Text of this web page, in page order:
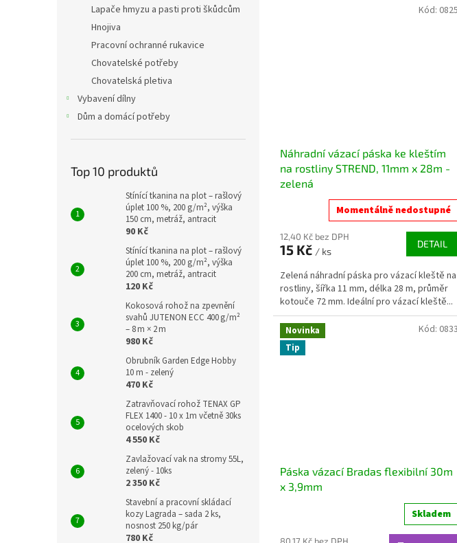
Lapače hmyzu a pasti proti škůdcům
Hnojiva
Pracovní ochranné rukavice
Chovatelské potřeby
Chovatelská pletiva
Vybavení dílny
Dům a domácí potřeby
Top 10 produktů
Stínící tkanina na plot – rašlový
úplet 100 %, 200 g/m², výška
150 cm, metráž, antracit
90 Kč
Stínící tkanina na plot – rašlový
úplet 100 %, 200 g/m², výška
200 cm, metráž, antracit
120 Kč
Kokosová rohož na zpevnění
svahů JUTENON ECC 400 g/m²
– 8 m × 2 m
980 Kč
Obrubník Garden Edge Hobby
10 m - zelený
470 Kč
Zatravňovací rohož TENAX GP
FLEX 1400 - 10 x 1m včetně 30ks
ocelových skob
4 550 Kč
Zavlažovací vak na stromy 55L,
zelený - 10ks
2 350 Kč
Stavební a pracovní skládací
kozy Lagrada – sada 2 ks,
nosnost 250 kg/pár
780 Kč
Náhradní vázací páska ke kleštím
na rostliny STREND, 11mm x 28m -
zelená
Momentálně nedostupné
12,40 Kč bez DPH
15 Kč / ks
DETAIL
Zelená náhradní páska pro vázací kleště na
rostliny, šířka 11 mm, délka 28 m, průměr
kotouče 72 mm. Ideální pro vázací kleště...
Kód: 0825
Novinka
Tip
Páska vázací Bradas flexibilní 30m
x 3,9mm
Skladem
Kód: 0833